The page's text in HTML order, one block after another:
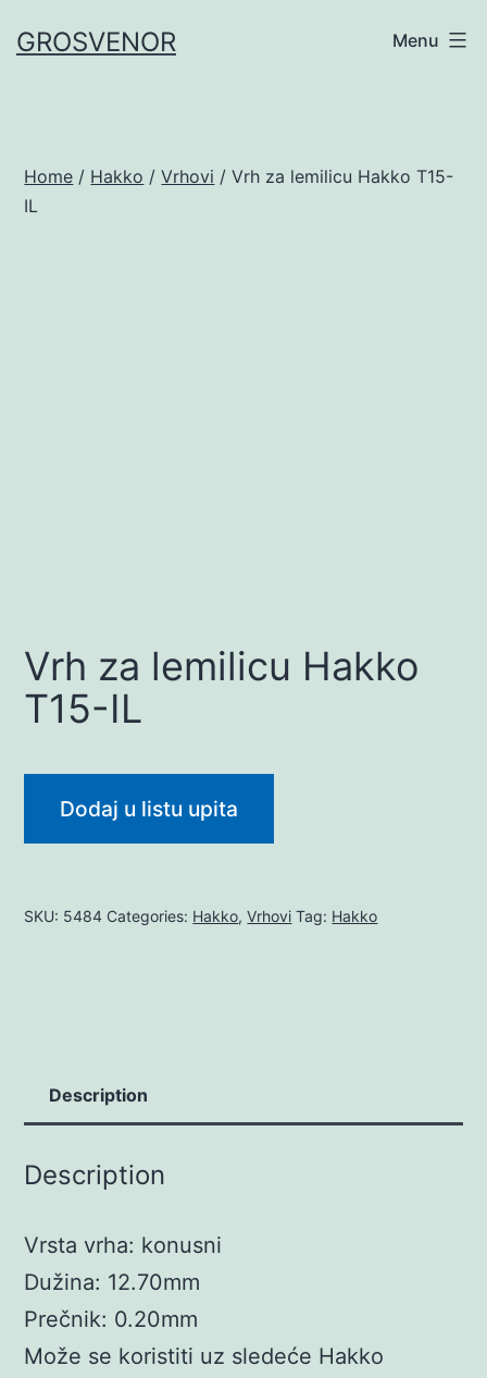
toGROSVENOR Menu
Home / Hakko /Vrhovi / Vrh za lemilicu Hakko T15-
IL
Vrh za lemilicu Hakko
T15-IL
Dodaj u listu upita
SKU: 5484 Categories: Hakko,Vrhovi Tag: Hakko
Description
Description
Vrsta vrha: konusni
Dužina: 12.70mm
Prečnik: 0.20mm
Može se koristiti uz sledeće Hakko